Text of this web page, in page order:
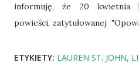
informuję, że 20 kwietnia
powieści, zatytułowanej
ETYKIETY: LAUREN ST. JOHN